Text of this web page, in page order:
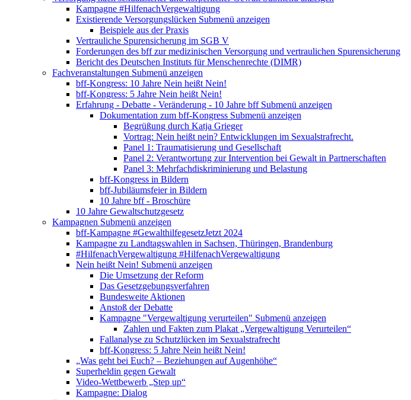
Kampagne #HilfenachVergewaltigung
Existierende Versorgungslücken Submenü anzeigen
Beispiele aus der Praxis
Vertrauliche Spurensicherung im SGB V
Forderungen des bff zur medizinischen Versorgung und vertraulichen Spurensicherung
Bericht des Deutschen Instituts für Menschenrechte (DIMR)
Fachveranstaltungen Submenü anzeigen
bff-Kongress: 10 Jahre Nein heißt Nein!
bff-Kongress: 5 Jahre Nein heißt Nein!
Erfahrung - Debatte - Veränderung - 10 Jahre bff Submenü anzeigen
Dokumentation zum bff-Kongress Submenü anzeigen
Begrüßung durch Katja Grieger
Vortrag: Nein heißt nein? Entwicklungen im Sexualstrafrecht.
Panel 1: Traumatisierung und Gesellschaft
Panel 2: Verantwortung zur Intervention bei Gewalt in Partnerschaften
Panel 3: Mehrfachdiskriminierung und Belastung
bff-Kongress in Bildern
bff-Jubiläumsfeier in Bildern
10 Jahre bff - Broschüre
10 Jahre Gewaltschutzgesetz
Kampagnen Submenü anzeigen
bff-Kampagne #GewalthilfegesetzJetzt 2024
Kampagne zu Landtagswahlen in Sachsen, Thüringen, Brandenburg
#HilfenachVergewaltigung #HilfenachVergewaltigung
Nein heißt Nein! Submenü anzeigen
Die Umsetzung der Reform
Das Gesetzgebungsverfahren
Bundesweite Aktionen
Anstoß der Debatte
Kampagne "Vergewaltigung verurteilen" Submenü anzeigen
Zahlen und Fakten zum Plakat „Vergewaltigung Verurteilen“
Fallanalyse zu Schutzlücken im Sexualstrafrecht
bff-Kongress: 5 Jahre Nein heißt Nein!
„Was geht bei Euch? – Beziehungen auf Augenhöhe“
Superheldin gegen Gewalt
Video-Wettbewerb „Step up“
Kampagne: Dialog